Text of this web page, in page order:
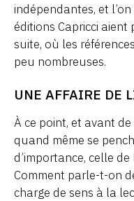
indépendantes, et
éditions Capricci aient
suite, où les
peu nombreuses.
UNE AFFAIRE DE
À ce point, et avant
quand même se
d’importance, celle
Comment parle-t-on
charge de sens à la